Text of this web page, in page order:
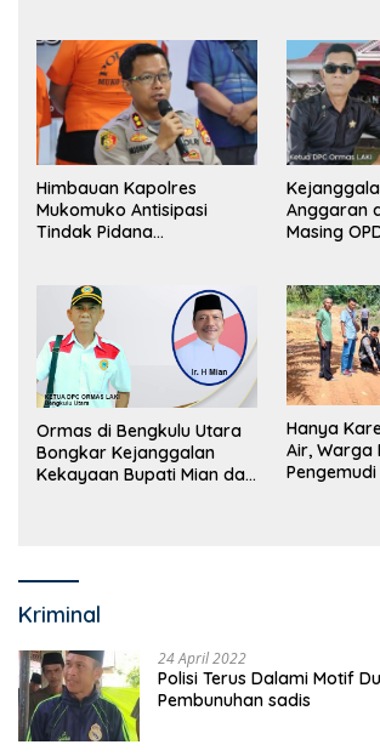
Himbauan Kapolres
Mukomuko Antisipasi
Tindak Pidana
Anggaran
Masing
Ormas di Bengkulu Utara
Bongkar Kejanggalan
Kekayaan Bupati Mian dan
Hanya
Air, Warga
Kriminal
24 April 2022
Polisi Terus Dalami Motif
Pembunuhan sadis